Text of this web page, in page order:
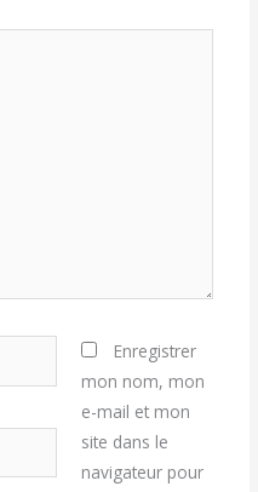
Enregistrer
mon nom, mon
e-mail et mon
site dans le
navigateur pour